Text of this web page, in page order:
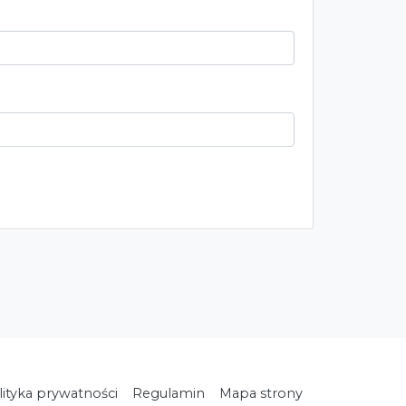
prywatności Regulamin Mapa strony